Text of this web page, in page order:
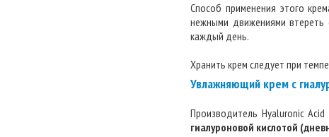
Способ применения этого
нежными движениями втереть
каждый день.
Хранить крем следует при
Увлажняющий крем с
Производитель Hyaluronic
гиалуроновой кислотой